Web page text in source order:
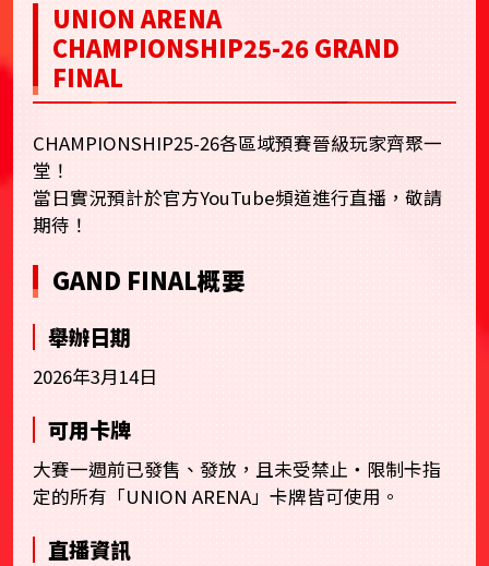
UNION ARENA
CHAMPIONSHIP25-26 GRAND
FINAL
CHAMPIONSHIP25-26各區域預賽晉級玩家齊聚一
堂！
當日實況預計於官方YouTube頻道進行直播，敬請
期待！
GAND FINAL概要
舉辦日期
2026年3月14日
可用卡牌
大賽一週前已發售、發放，且未受禁止・限制卡指
定的所有「UNION ARENA」卡牌皆可使用。
直播資訊